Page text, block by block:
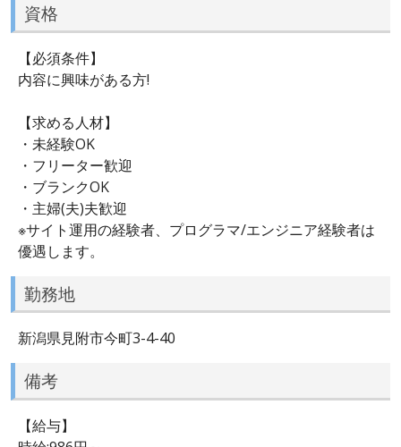
資格
【必須条件】
内容に興味がある方!
【求める人材】
・未経験OK
・フリーター歓迎
・ブランクOK
・主婦(夫)夫歓迎
※サイト運用の経験者、プログラマ/エンジニア経験者は
優遇します。
勤務地
新潟県見附市今町3-4-40
備考
【給与】